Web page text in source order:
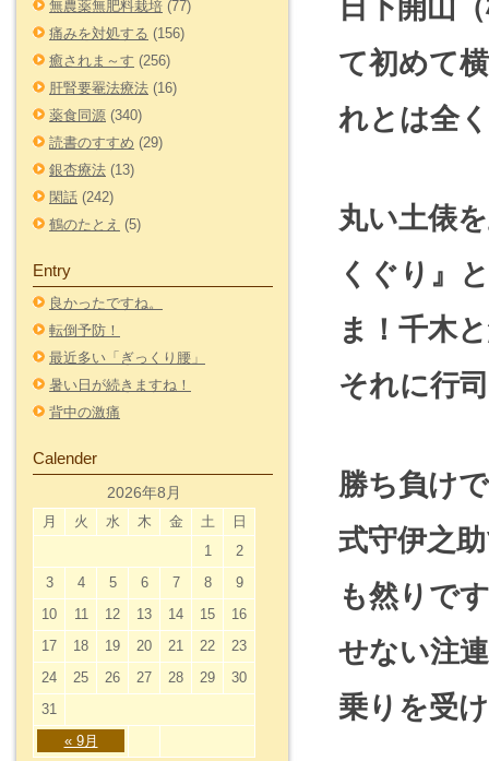
無農薬無肥料栽培 (77)
痛みを対処する (156)
癒されま～す (256)
肝腎要罨法療法 (16)
薬食同源 (340)
読書のすすめ (29)
銀杏療法 (13)
閑話 (242)
鶴のたとえ (5)
Entry
良かったですね。
転倒予防！
最近多い「ぎっくり腰」
暑い日が続きますね！
背中の激痛
Calender
2026年8月
月 火 水 木 金 土 日
« 9月
1
2
3
4 5 6 7 8
9
10
11 12 13 14 15
16
17
18 19 20 21 22
23
24
25 26 27 28 29
30
31
日下開山
て初めて
れとは全
丸い土俵
くぐり』
ま！千木
それに行
勝ち負け
式守伊之
も然りで
せない注
乗りを受